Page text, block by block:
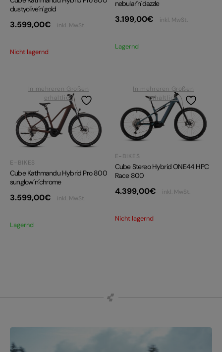
dustyolive´n´gold
3.599,00€ inkl. MwSt.
Nicht lagernd
nebular´n´dazzle
3.199,00€ inkl. MwSt.
Lagernd
In mehreren Größen
erhältlich
E-BIKES
Cube Kathmandu Hybrid Pro 800
sunglow´n´chrome
3.599,00€ inkl. MwSt.
Lagernd
In mehreren Größen
erhältlich
E-BIKES
Cube Stereo Hybrid ONE44 HPC
Race 800
4.399,00€ inkl. MwSt.
Nicht lagernd